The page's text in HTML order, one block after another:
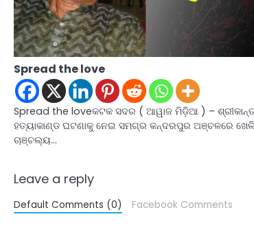
Spread the love
Spread the loveକଟକ ସଦର ( ଆୱାଜ ମିଡ଼ିଆ ) – ଶ୍ରୀକାନ୍ତ
ହତ୍ୟାକାଣ୍ଡ ଘଟଣାକୁ ନେଇ ସମଗ୍ର କନ୍ଦରପୁର ଅଞ୍ଚଳରେ
ଚାଞ୍ଚଲ୍ୟ…
Leave a reply
Default Comments (0) Facebook Comments